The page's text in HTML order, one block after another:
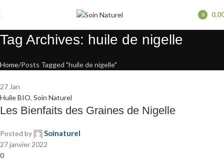
0
Tag Archives: huile de nigelle
Home Posts Tagged "huile de nigelle"
27 Jan
Huile BIO, Soin Naturel
Les Bienfaits des Graines de Nigelle
Posted by Soinaturel
27 janvier 2022
0
59€ d'achat !